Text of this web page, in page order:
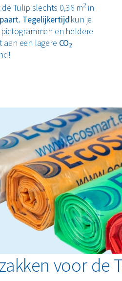
Tulip slechts 0,36 m2in
Tegelijkertijdkun je
en heldere
aan een lagere CO2
met jouw veranderende
jaar garantie krijgt
voor de